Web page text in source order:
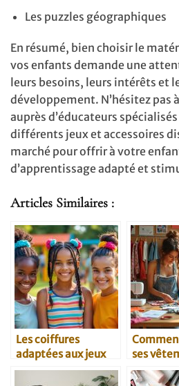
Les puzzles géographiques
En résumé, bien choisir le
vos enfants demande une
leurs besoins, leurs intérêts et
développement. N’hésitez pas
auprès d’éducateurs
différents jeux et accessoires
marché pour offrir à votre
d’apprentissage adapté et
Articles Similaires :
Les coiffures
adaptées aux jeux
avec les enfants
ses
un